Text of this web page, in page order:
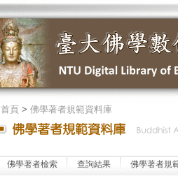
首頁> 佛學著者規範資料庫
佛學著者檢索 查詢結果 佛學著者規